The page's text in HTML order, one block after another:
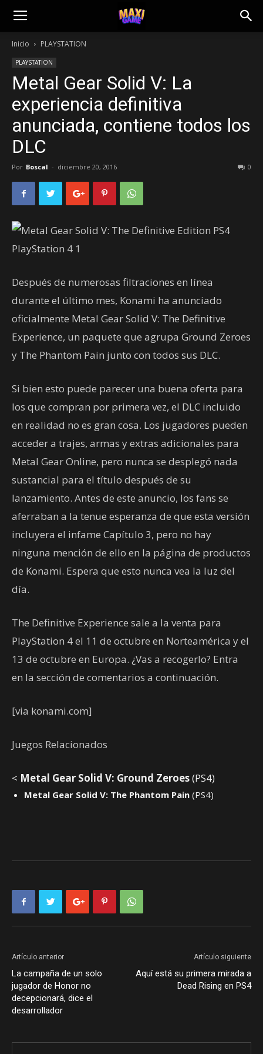
Inicio PLAYSTATION
PLAYSTATION
Metal Gear Solid V: La
experiencia definitiva
anunciada, contiene todos los
DLC
Por Boscal - diciembre 20, 2016 0
Después de numerosas filtraciones en línea
durante el último mes, Konami ha anunciado
oficialmente Metal Gear Solid V: The Definitive
Experience, un paquete que agrupa Ground Zeroes
y The Phantom Pain junto con todos sus DLC.
Si bien esto puede parecer una buena oferta para
los que compran por primera vez, el DLC incluido
en realidad no es gran cosa. Los jugadores pueden
acceder a trajes, armas y extras adicionales para
Metal Gear Online, pero nunca se desplegó nada
sustancial para el título después de su
lanzamiento. Antes de este anuncio, los fans se
aferraban a la tenue esperanza de que esta versión
incluyera el infame Capítulo 3, pero no hay
ninguna mención de ello en la página de productos
de Konami. Espera que esto nunca vea la luz del
día.
The Definitive Experience sale a la venta para
PlayStation 4 el 11 de octubre en Norteamérica y el
13 de octubre en Europa. ¿Vas a recogerlo? Entra
en la sección de comentarios a continuación.
[via konami.com]
Juegos Relacionados
< Metal Gear Solid V: Ground Zeroes(PS4)
Metal Gear Solid V: The Phantom Pain (PS4)
Artículo anterior
La campaña de un solo
jugador de Honor no
decepcionará, dice el
desarrollador
Artículo siguiente
Aquí está su primera mirada a
Dead Rising en PS4